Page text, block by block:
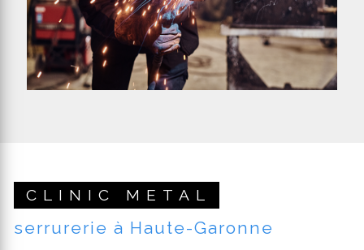
CLINIC METAL
serrurerie à Haute-Garonne